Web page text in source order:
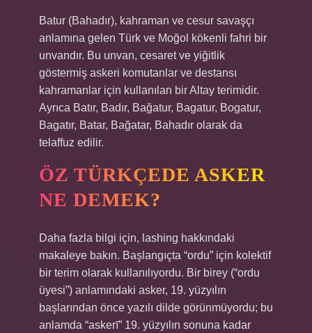
Batur (Bahadır), kahraman ve cesur savaşçı
anlamına gelen Türk ve Moğol kökenli fahri bir
unvandır. Bu unvan, cesaret ve yiğitlik
göstermiş askeri komutanlar ve destansı
kahramanlar için kullanılan bir Altay terimidir.
Ayrıca Batır, Badır, Bağatur, Bagatur, Bogatur,
Bagatır, Batar, Bağatar, Bahadır olarak da
telaffuz edilir.
ÖZ TÜRKÇEDE ASKER
NE DEMEK?
Daha fazla bilgi için, lashing hakkındaki
makaleye bakın. Başlangıçta “ordu” için kolektif
bir terim olarak kullanılıyordu. Bir birey (“ordu
üyesi”) anlamındaki asker, 19. yüzyılın
başlarından önce yazılı dilde görünmüyordu; bu
anlamda “askerī” 19. yüzyılın sonuna kadar